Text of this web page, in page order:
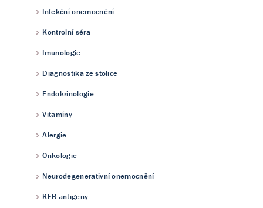
Infekční onemocnění
Kontrolní séra
Imunologie
Diagnostika ze stolice
Endokrinologie
Vitamíny
Alergie
Onkologie
Neurodegenerativní onemocnění
KFR antigeny